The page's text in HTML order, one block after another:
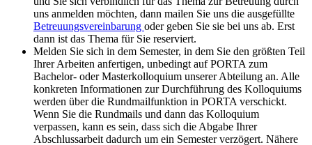
uns anmelden möchten, dann mailen Sie uns die ausgefüllte
Betreuungsvereinbarung oder geben Sie sie bei uns ab. Erst
dann ist das Thema für Sie reserviert.
Melden Sie sich in dem Semester, in dem Sie den größten Teil
Ihrer Arbeiten anfertigen, unbedingt auf PORTA zum
Bachelor- oder Masterkolloquium unserer Abteilung an. Alle
konkreten Informationen zur Durchführung des Kolloquiums
werden über die Rundmailfunktion in PORTA verschickt.
Wenn Sie die Rundmails und dann das Kolloquium
verpassen, kann es sein, dass sich die Abgabe Ihrer
Abschlussarbeit dadurch um ein Semester verzögert. Nähere